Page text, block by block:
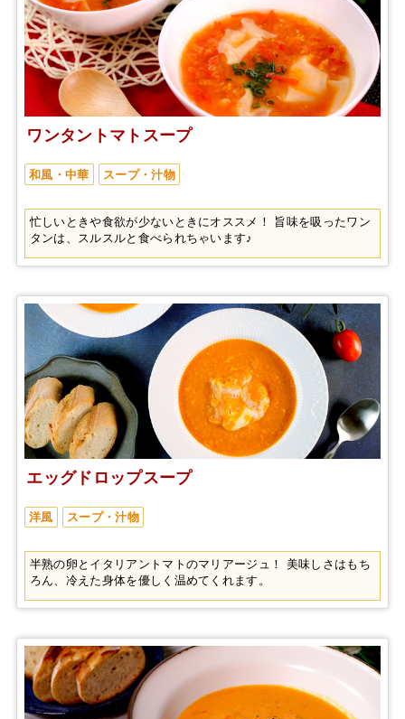
ワンタントマトスープ
和風・中華 スープ・汁物
忙しいときや食欲が少ないときにオススメ！ 旨味を吸ったワン
タンは、スルスルと食べられちゃいます♪
エッグドロップスープ
洋風 スープ・汁物
半熟の卵とイタリアントマトのマリアージュ！ 美味しさはもち
ろん、冷えた身体を優しく温めてくれます。